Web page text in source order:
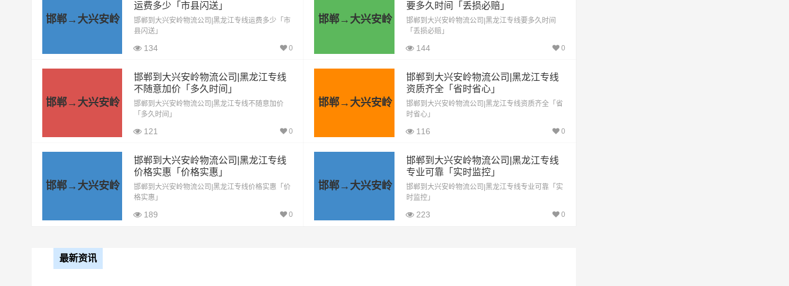
9.6米高栏 7.5元 1719公里 12892.5元
17.5米平板 10.5元 1719公里 18049.5元
备注
整车运输价格计算方式通常是按单价×公里，以上报价为市场透明价，仅供参考，不作为
最终成交价格，望知晓！
邯郸→大兴安岭
运费多少「市县闪送」
邯郸到大兴安岭物流公司|黑龙江专线运费多少「市
县闪送」
134 0
邯郸→大兴安岭
要多久时间「丢损必赔」
邯郸到大兴安岭物流公司|黑龙江专线要多久时间
「丢损必赔」
144 0
邯郸→大兴安岭
邯郸到大兴安岭物流公司|黑龙江专线
不随意加价「多久时间」
邯郸到大兴安岭物流公司|黑龙江专线不随意加价
「多久时间」
121 0
邯郸→大兴安岭
邯郸到大兴安岭物流公司|黑龙江专线
资质齐全「省时省心」
邯郸到大兴安岭物流公司|黑龙江专线资质齐全「省
时省心」
116 0
邯郸→大兴安岭
邯郸到大兴安岭物流公司|黑龙江专线
价格实惠「价格实惠」
邯郸到大兴安岭物流公司|黑龙江专线价格实惠「价
格实惠」
189 0
邯郸→大兴安岭
邯郸到大兴安岭物流公司|黑龙江专线
专业可靠「实时监控」
邯郸到大兴安岭物流公司|黑龙江专线专业可靠「实
时监控」
223 0
最新资讯